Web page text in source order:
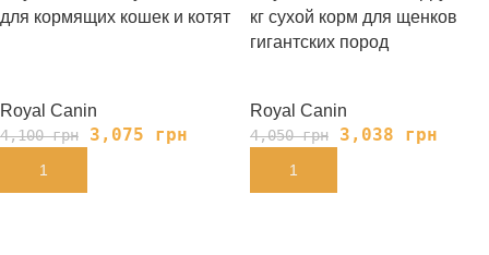
для кормящих кошек и котят
Royal Canin
4,100грн 3,075 грн
В КОРЗИНУ
кг сухой корм для щенков
гигантских пород
Royal Canin
4,050грн 3,038 грн
В КОРЗИНУ